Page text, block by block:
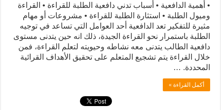
• أهمية الدافعية • أسباب تدني دافعية الطلبة للقراءة • القراءة
وميول الطلبة • استثارة الطلبة للقراءة • مشروعات أو مهام
مثيرة للتفكير تعد الدافعية أحد العوامل التي تساعد في توجيه
الطلبة باستمرار نحو القراءة الجيدة، ذلك انه حين يتدنى مستوى
دافعية الطالب يتدنى معه نشاطه وحيويته لتعلم القراءة، فمن
خلال القراءة يتم تشجيع المتعلم على تحقيق الأهداف القرائية
المحددة. …
أكمل القراءة »